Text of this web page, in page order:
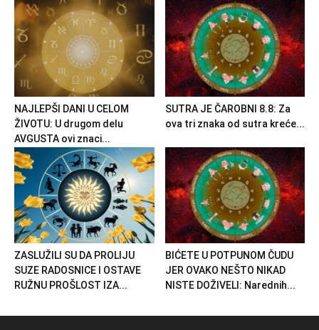
NAJLEPŠI DANI U CELOM
ŽIVOTU: U drugom delu
AVGUSTA ovi znaci...
SUTRA JE ČAROBNI 8.8: Za
ova tri znaka od sutra kreće...
ZASLUŽILI SU DA PROLIJU
SUZE RADOSNICE I OSTAVE
RUŽNU PROŠLOST IZA...
BIĆETE U POTPUNOM ČUDU
JER OVAKO NEŠTO NIKAD
NISTE DOŽIVELI: Narednih...